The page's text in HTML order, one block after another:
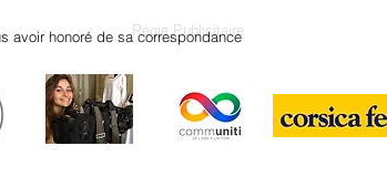
Régie Publicitaire
avoir honoré de sa correspondance